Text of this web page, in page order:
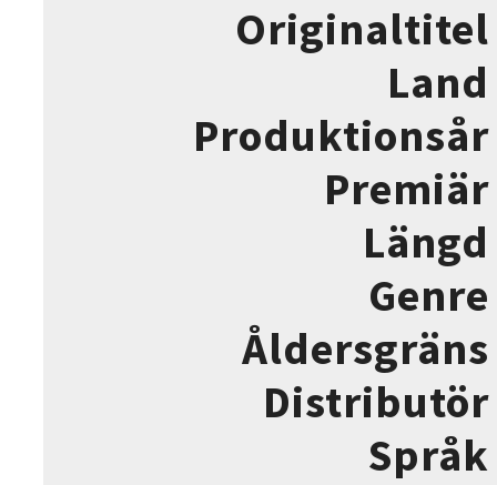
Originaltitel
Land
Produktionsår
Premiär
Längd
Genre
Åldersgräns
Distributör
Språk